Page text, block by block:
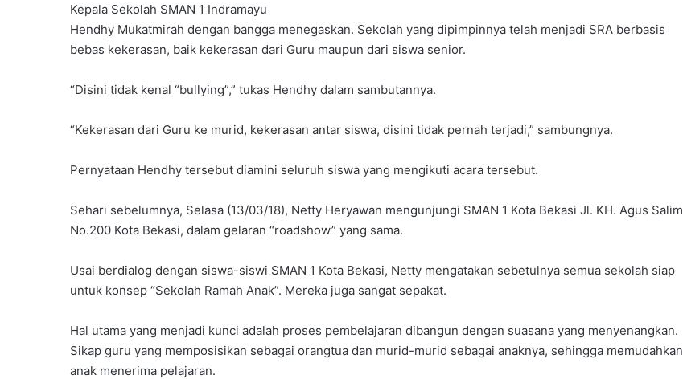
Kepala Sekolah SMAN 1 Indramayu
Hendhy Mukatmirah dengan bangga menegaskan. Sekolah yang dipimpinnya telah menjadi SRA berbasis
bebas kekerasan, baik kekerasan dari Guru maupun dari siswa senior.
“Disini tidak kenal “bullying”,” tukas Hendhy dalam sambutannya.
“Kekerasan dari Guru ke murid, kekerasan antar siswa, disini tidak pernah terjadi,” sambungnya.
Pernyataan Hendhy tersebut diamini seluruh siswa yang mengikuti acara tersebut.
Sehari sebelumnya, Selasa (13/03/18), Netty Heryawan mengunjungi SMAN 1 Kota Bekasi Jl. KH. Agus Salim
No.200 Kota Bekasi, dalam gelaran “roadshow” yang sama.
Usai berdialog dengan siswa-siswi SMAN 1 Kota Bekasi, Netty mengatakan sebetulnya semua sekolah siap
untuk konsep “Sekolah Ramah Anak”. Mereka juga sangat sepakat.
Hal utama yang menjadi kunci adalah proses pembelajaran dibangun dengan suasana yang menyenangkan.
Sikap guru yang memposisikan sebagai orangtua dan murid-murid sebagai anaknya, sehingga memudahkan
anak menerima pelajaran.